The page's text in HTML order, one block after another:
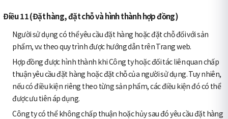
Điều 11 (Đặt hàng, đặt chỗ và hình thành hợp đồng)
Người sử dụng có thể yêu cầu đặt hàng hoặc đặt chỗ đối với sản
phẩm, v.v. theo quy trình được hướng dẫn trên Trang web.
Hợp đồng được hình thành khi Công ty hoặc đối tác liên quan chấp
thuận yêu cầu đặt hàng hoặc đặt chỗ của người sử dụng. Tuy nhiên,
nếu có điều kiện riêng theo từng sản phẩm, các điều kiện đó có thể
được ưu tiên áp dụng.
Công ty có thể không chấp thuận hoặc hủy sau đó yêu cầu đặt hàng